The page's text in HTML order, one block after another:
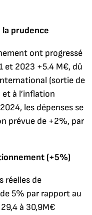
la prudence
ont progressé
et 2023 +5.4 M€, dû
(sortie de
et à l’inflation
les dépenses se
prévue de +2%, par
(+5%)
réelles de
5% par rapport au
à 30,9M€